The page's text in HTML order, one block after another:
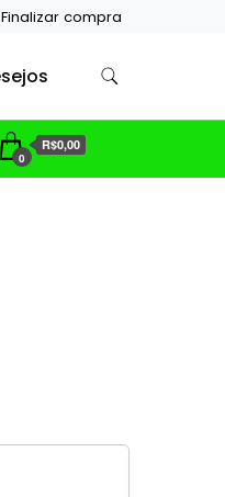
Finalizar compra
0
R$0,00